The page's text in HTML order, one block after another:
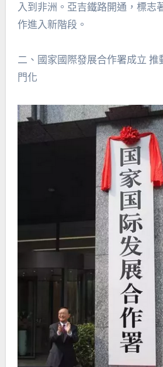
入到非洲。亞吉鐵路開通，標志
作進入新階段。
二、國家國際發展合作署成立 推
門化